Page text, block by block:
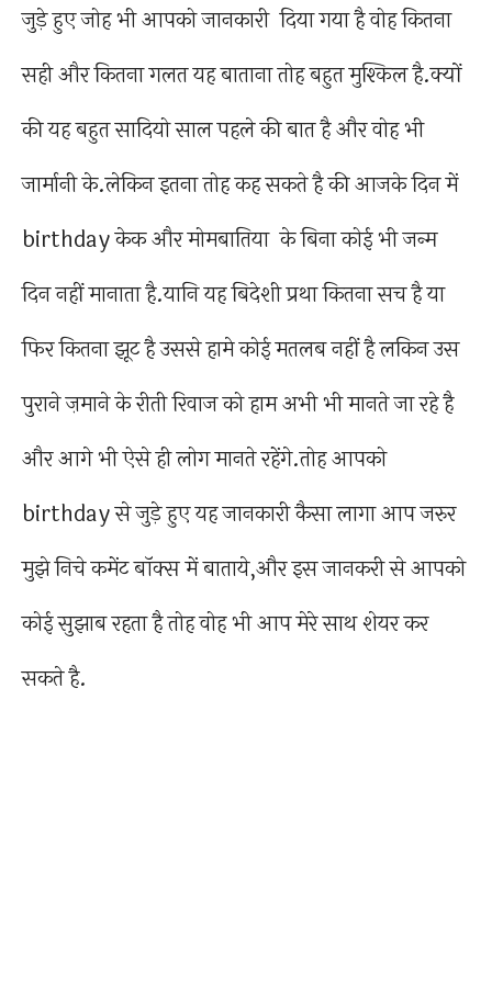
जुड़े हुए जोह भी आपको जानकारी दिया गया है वोह कितना
सही और कितना गलत यह बाताना तोह बहुत मुश्किल है.क्यों
की यह बहुत सादियो साल पहले की बात है और वोह भी
जार्मानी के.लेकिन इतना तोह कह सकते है की आजके दिन में
birthday केक और मोमबातिया के बिना कोई भी जन्म
दिन नहीं मानाता है.यानि यह बिदेशी प्रथा कितना सच है या
फिर कितना झूट है उससे हामे कोई मतलब नहीं है लकिन उस
पुराने ज़माने के रीती रिवाज को हाम अभी भी मानते जा रहे है
और आगे भी ऐसे ही लोग मानते रहेंगे.तोह आपको
birthday से जुड़े हुए यह जानकारी कैसा लागा आप जरुर
मुझे निचे कमेंट बॉक्स में बाताये,और इस जानकरी से आपको
कोई सुझाब रहता है तोह वोह भी आप मेरे साथ शेयर कर
सकते है.